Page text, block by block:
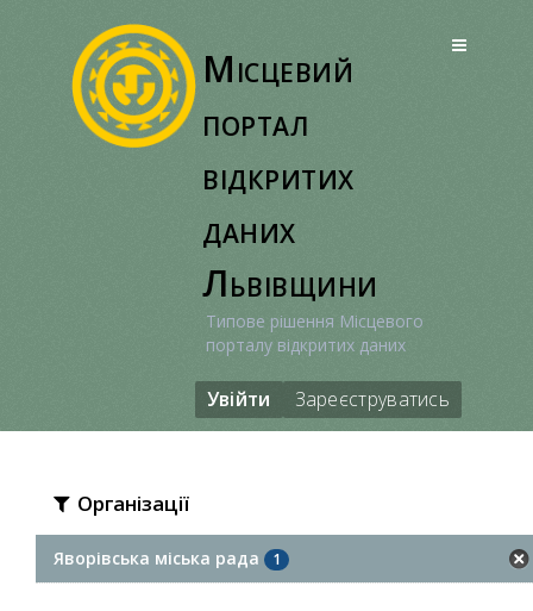
Місцевий
портал
відкритих
даних
Львівщини
Типове рішення Місцевого
порталу відкритих даних
Увійти Зареєструватись
Організації
Яворівська міська рада 1